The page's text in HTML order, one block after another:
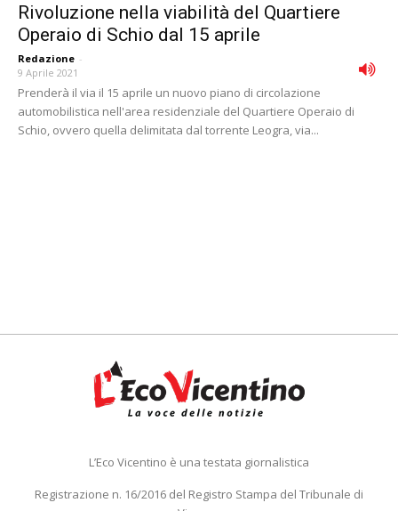
Rivoluzione nella viabilità del Quartiere
Operaio di Schio dal 15 aprile
Redazione -
9 Aprile 2021
Prenderà il via il 15 aprile un nuovo piano di circolazione
automobilistica nell'area residenziale del Quartiere Operaio di
Schio, ovvero quella delimitata dal torrente Leogra, via...
L’Eco Vicentino è una testata giornalistica
Registrazione n. 16/2016 del Registro Stampa del Tribunale di